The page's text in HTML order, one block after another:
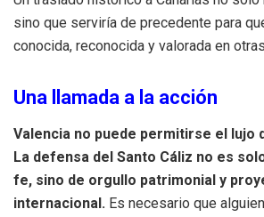
sino que serviría de precedente para
conocida, reconocida y valorada en
Una llamada a la acción
Valencia no puede permitirse el lujo
La defensa del Santo Cáliz no es
fe, sino de orgullo patrimonial y
internacional. Es necesario que